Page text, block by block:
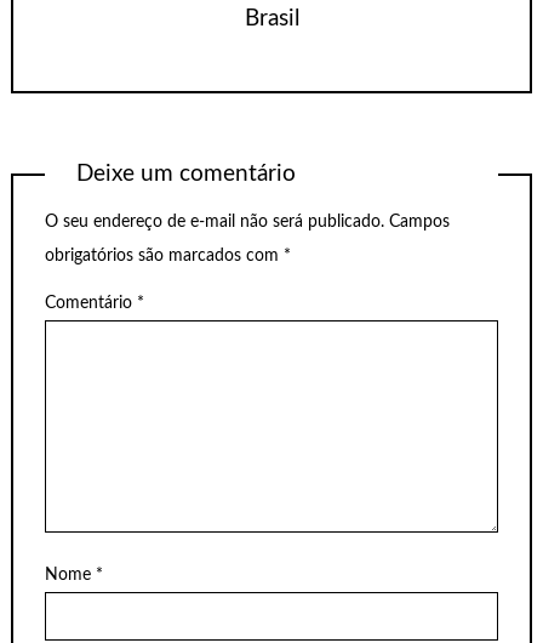
Brasil
Deixe um comentário
O seu endereço de e-mail não será publicado. Campos
obrigatórios são marcados com *
Comentário *
Nome *